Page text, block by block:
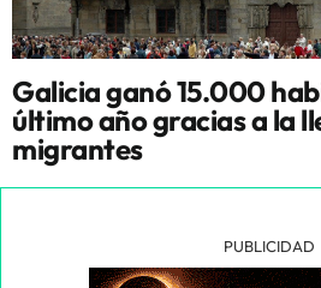
Galicia ganó 15.000
último año gracias a la
migrantes
PUBLICIDAD